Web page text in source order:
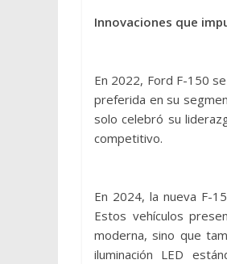
Innovaciones que
En 2022, Ford F-150
preferida en su
solo celebró su
competitivo.
En 2024, la nueva F-
Estos vehículos
moderna, sino que
iluminación LED